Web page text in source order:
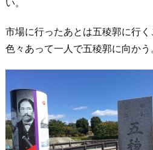
市場に行ったあとは五稜郭に行く
色々あって一人で五稜郭に向かう